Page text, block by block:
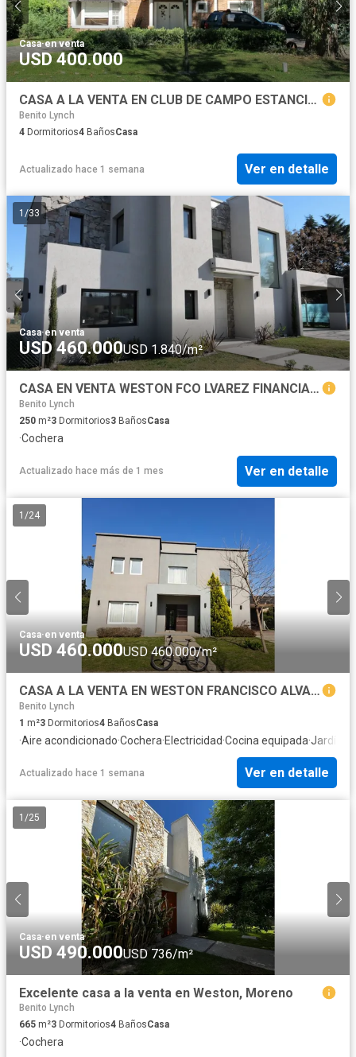
Casa·en venta
USD 400.000
CASA A LA VENTA EN CLUB DE CAMPO ESTANCIA LA TRADICON
Benito Lynch
4 Dormitorios4 BañosCasa
Actualizado hace 1 semana Ver en detalle
1 /33
Casa·en venta
USD 460.000USD 1.840/m²
CASA EN VENTA WESTON FCO LVAREZ FINANCIACION PROPIA
Benito Lynch
250 m²3 Dormitorios3 BañosCasa
·Cochera
Actualizado hace más de 1 mes Ver en detalle
1 /24
Casa·en venta
USD 460.000USD 460.000/m²
CASA A LA VENTA EN WESTON FRANCISCO ALVAREZ FINANCIA HASTA 60 CUOTAS
Benito Lynch
1 m²3 Dormitorios4 BañosCasa
·Aire acondicionado·Cochera·Electricidad·Cocina equipada·Jardín
Actualizado hace 1 semana Ver en detalle
1 /25
Casa·en venta
USD 490.000USD 736/m²
Excelente casa a la venta en Weston, Moreno
Benito Lynch
665 m²3 Dormitorios4 BañosCasa
·Cochera